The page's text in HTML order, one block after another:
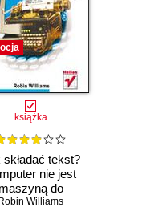
książka
składać tekst?
nie jest
maszyną do
Wydanie 2
Robin Williams